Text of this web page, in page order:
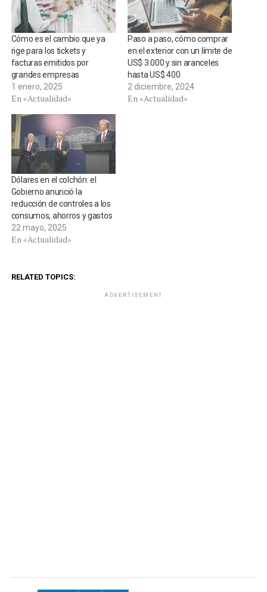
Cómo es el cambio que ya
rige para los tickets y
facturas emitidos por
grandes empresas
1 enero, 2025
En «Actualidad»
Paso a paso, cómo comprar
en el exterior con un límite de
US$ 3.000 y sin aranceles
hasta US$ 400
2 diciembre, 2024
En «Actualidad»
Dólares en el colchón: el
Gobierno anunció la
reducción de controles a los
consumos, ahorros y gastos
22 mayo, 2025
En «Actualidad»
RELATED TOPICS:
ADVERTISEMENT